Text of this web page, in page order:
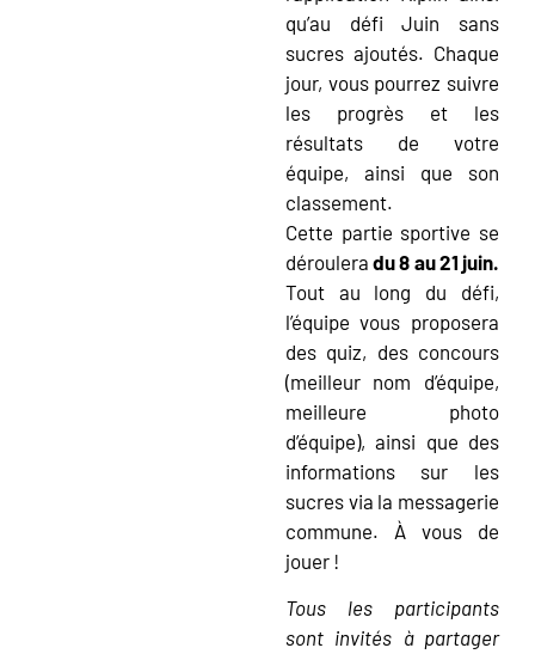
qu’au défi Juin sans
sucres ajoutés. Chaque
jour, vous pourrez suivre
les progrès et les
résultats de votre
équipe, ainsi que son
classement.
Cette partie sportive se
dérouleradu 8 au 21 juin.
Tout au long du défi,
l’équipe vous proposera
des quiz, des concours
(meilleur nom d’équipe,
meilleure photo
d’équipe), ainsi que des
informations sur les
sucres via la messagerie
commune. À vous de
jouer !
Tous les participants
sont invités à partager